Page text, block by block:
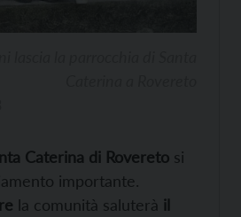
Caterina di Rovereto si
importante.
la comunità saluterà il